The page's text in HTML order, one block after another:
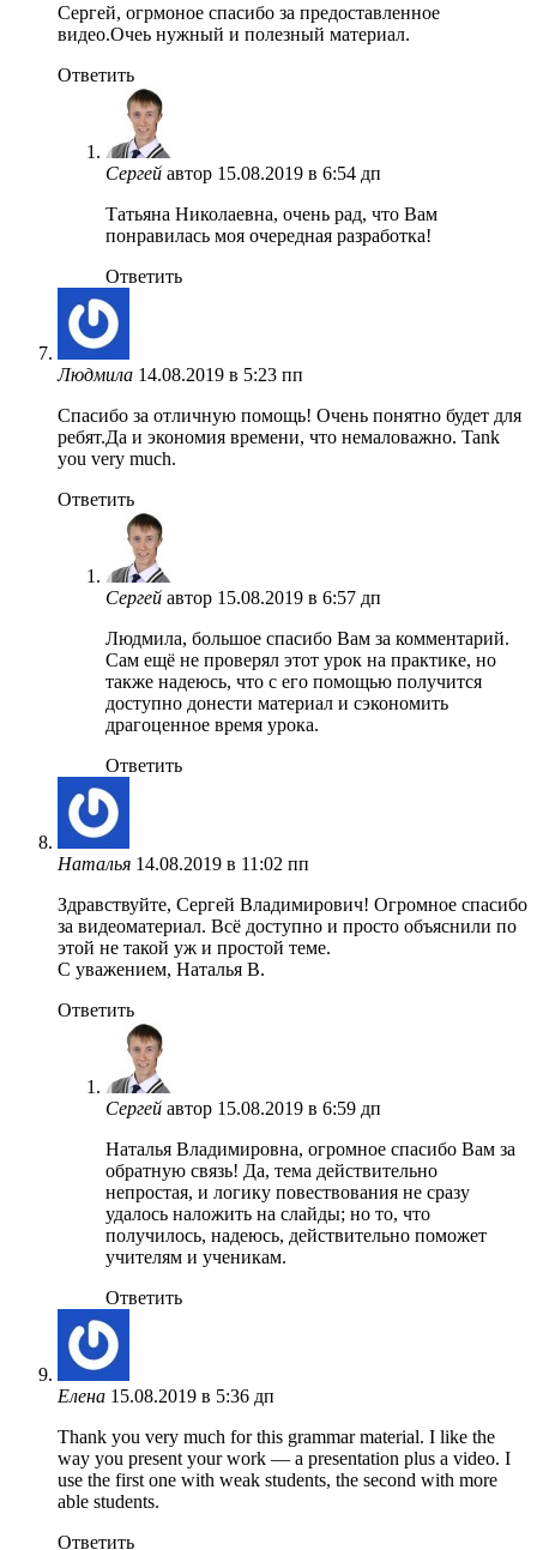
Сергей, огрмоное спасибо за предоставленное
видео.Очеь нужный и полезный материал.
Ответить
Сергей автор 15.08.2019 в 6:54 дп
Татьяна Николаевна, очень рад, что Вам
понравилась моя очередная разработка!
Ответить
Людмила 14.08.2019 в 5:23 пп
Спасибо за отличную помощь! Очень понятно будет для
ребят.Да и экономия времени, что немаловажно. Tank
you very much.
Ответить
Сергей автор 15.08.2019 в 6:57 дп
Людмила, большое спасибо Вам за комментарий.
Сам ещё не проверял этот урок на практике, но
также надеюсь, что с его помощью получится
доступно донести материал и сэкономить
драгоценное время урока.
Ответить
Наталья 14.08.2019 в 11:02 пп
Здравствуйте, Сергей Владимирович! Огромное спасибо
за видеоматериал. Всё доступно и просто объяснили по
этой не такой уж и простой теме.
С уважением, Наталья В.
Ответить
Сергей автор 15.08.2019 в 6:59 дп
Наталья Владимировна, огромное спасибо Вам за
обратную связь! Да, тема действительно
непростая, и логику повествования не сразу
удалось наложить на слайды; но то, что
получилось, надеюсь, действительно поможет
учителям и ученикам.
Ответить
Елена 15.08.2019 в 5:36 дп
Thank you very much for this grammar material. I like the
way you present your work — a presentation plus a video. I
use the first one with weak students, the second with more
able students.
Ответить